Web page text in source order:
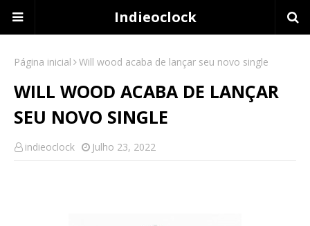
Indieoclock
Página inicial Will wood acaba de lançar seu novo single
WILL WOOD ACABA DE LANÇAR
SEU NOVO SINGLE
indieoclock Julho 23, 2022